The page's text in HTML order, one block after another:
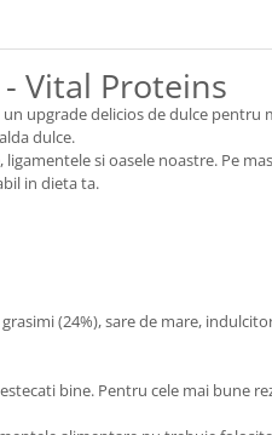
Vital Proteins
upgrade delicios de dulce
dulce.
si oasele noastre. Pe
in dieta ta.
(24%), sare de mare,
bine. Pentru cele mai bune